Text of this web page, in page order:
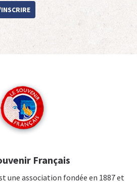
Français
une association fondée en 1887 et